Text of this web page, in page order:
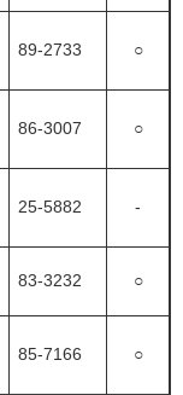
89-2733 ○
86-3007 ○
25-5882 -
83-3232 ○
85-7166 ○